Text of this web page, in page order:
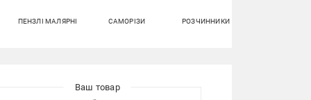
ПЕНЗЛІ МАЛЯРНІ САМОРІЗИ РОЗЧИННИКИ